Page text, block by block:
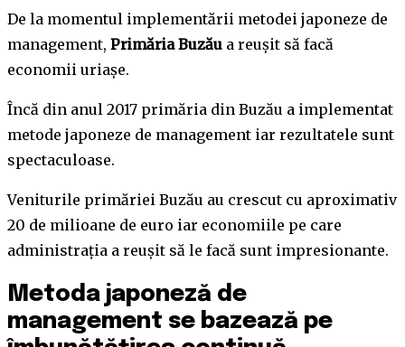
De la momentul implementării metodei japoneze de
management, Primăria Buzău a reușit să facă
economii uriașe.
Încă din anul 2017 primăria din Buzău a implementat
metode japoneze de management iar rezultatele sunt
spectaculoase.
Veniturile primăriei Buzău au crescut cu aproximativ
20 de milioane de euro iar economiile pe care
administrația a reușit să le facă sunt impresionante.
Metoda japoneză de
management se bazează pe